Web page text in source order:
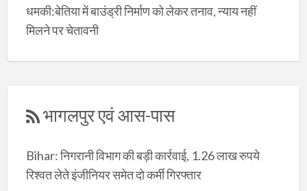
धमकी:बेतिया में बाउंड्री निर्माण को लेकर तनाव, न्याय नहीं
मिलने पर चेतावनी
भागलपुर एवं आस-पास
Bihar: निगरानी विभाग की बड़ी कार्रवाई, 1.26 लाख रुपये
रिश्वत लेते इंजीनियर समेत दो कर्मी गिरफ्तार